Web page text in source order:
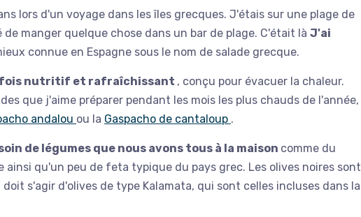
lors d'un voyage dans les îles grecques. J'étais sur une plage de
manger quelque chose dans un bar de plage. C'était là J'ai
connue en Espagne sous le nom de salade grecque.
fois nutritif et rafraîchissant , conçu pour évacuer la chaleur.
que j'aime préparer pendant les mois les plus chauds de l'année,
andalou ou la Gaspacho de cantaloup .
de légumes que nous avons tous à la maison comme du
ainsi qu'un peu de feta typique du pays grec. Les olives noires sont
s'agir d'olives de type Kalamata, qui sont celles incluses dans la